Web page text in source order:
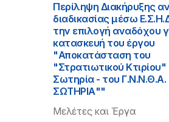
Περίληψη Διακήρυξης
διαδικασίας μέσω
την επιλογή αναδόχου
κατασκευή του έργου
"Αποκατάσταση του
"Στρατιωτικού
Σωτηρία - του
ΣΩΤΗΡΙΑ""
Μελέτες και Έργα